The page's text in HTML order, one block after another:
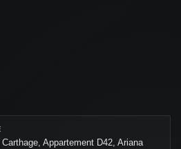
Appartement D42, Ariana